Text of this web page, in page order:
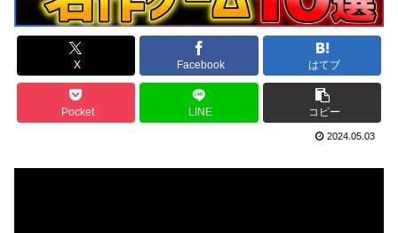
X Facebook はてブ
Pocket LINE コピー
2024.05.03